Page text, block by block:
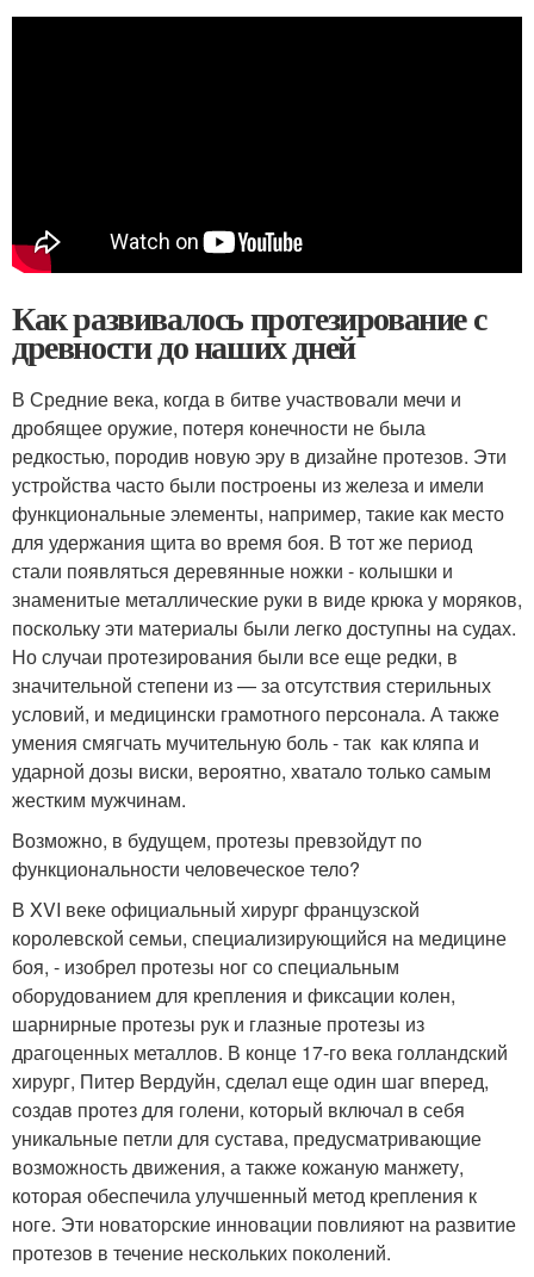
Как развивалось протезирование с
древности до наших дней
В Средние века, когда в битве участвовали мечи и
дробящее оружие, потеря конечности не была
редкостью, породив новую эру в дизайне протезов. Эти
устройства часто были построены из железа и имели
функциональные элементы, например, такие как место
для удержания щита во время боя. В тот же период
стали появляться деревянные ножки - колышки и
знаменитые металлические руки в виде крюка у моряков,
поскольку эти материалы были легко доступны на судах.
Но случаи протезирования были все еще редки, в
значительной степени из — за отсутствия стерильных
условий, и медицински грамотного персонала. А также
умения смягчать мучительную боль - так как кляпа и
ударной дозы виски, вероятно, хватало только самым
жестким мужчинам.
Возможно, в будущем, протезы превзойдут по
функциональности человеческое тело?
В XVI веке официальный хирург французской
королевской семьи, специализирующийся на медицине
боя, - изобрел протезы ног со специальным
оборудованием для крепления и фиксации колен,
шарнирные протезы рук и глазные протезы из
драгоценных металлов. В конце 17-го века голландский
хирург, Питер Вердуйн, сделал еще один шаг вперед,
создав протез для голени, который включал в себя
уникальные петли для сустава, предусматривающие
возможность движения, а также кожаную манжету,
которая обеспечила улучшенный метод крепления к
ноге. Эти новаторские инновации повлияют на развитие
протезов в течение нескольких поколений.